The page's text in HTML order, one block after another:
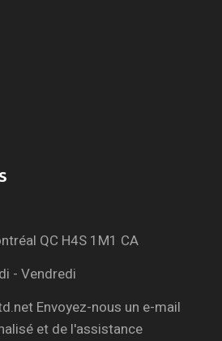
QC H4S 1M1 CA
- Vendredi
Envoyez-nous un e-mail
et de l'assistance